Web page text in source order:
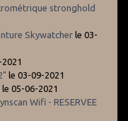
stronghold
Skywatcher le 03-
le 03-09-2021
le 05-06-2021
Wifi - RESERVEE